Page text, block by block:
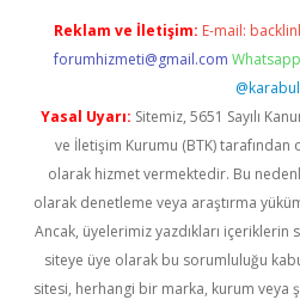
Reklam ve İletişim: E-mail:
forumhizmeti@gmail.com
@karabul
Yasal Uyarı: Sitemiz, 5651 Sayılı
ve İletişim Kurumu (BTK) tarafından
olarak hizmet vermektedir. Bu
olarak denetleme veya araştırma
Ancak, üyelerimiz yazdıkları içeriklerin
siteye üye olarak bu sorumluluğu
sitesi, herhangi bir marka, kurum veya